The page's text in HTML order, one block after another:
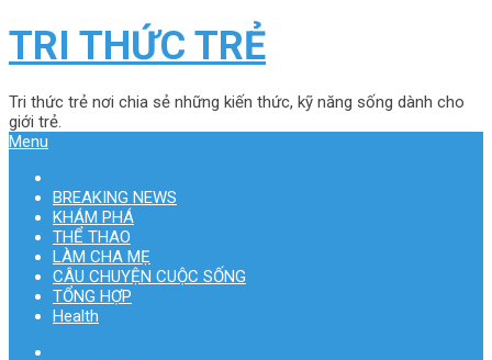
TRI THỨC TRẺ
Tri thức trẻ nơi chia sẻ những kiến thức, kỹ năng sống dành cho
giới trẻ.
Menu
BREAKING NEWS
KHÁM PHÁ
THỂ THAO
LÀM CHA MẸ
CÂU CHUYỆN CUỘC SỐNG
TỔNG HỢP
Health